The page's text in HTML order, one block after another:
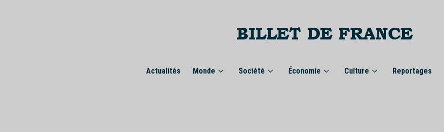
Actualités Monde Société Économie Culture Reportages